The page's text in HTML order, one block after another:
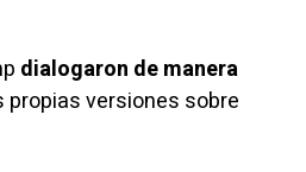
dialogaron de manera
versiones sobre